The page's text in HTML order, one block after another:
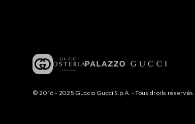
© 2016 - 2025 Guccio Gucci S.p.A. - Tous droits